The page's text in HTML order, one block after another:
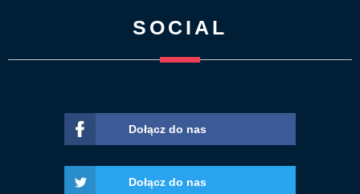
SOCIAL
Dołącz do nas
Dołącz do nas